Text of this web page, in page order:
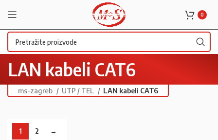
0
LAN kabeli CAT6
ms-zagreb UTP / TEL LAN kabeli CAT6
1 2 →